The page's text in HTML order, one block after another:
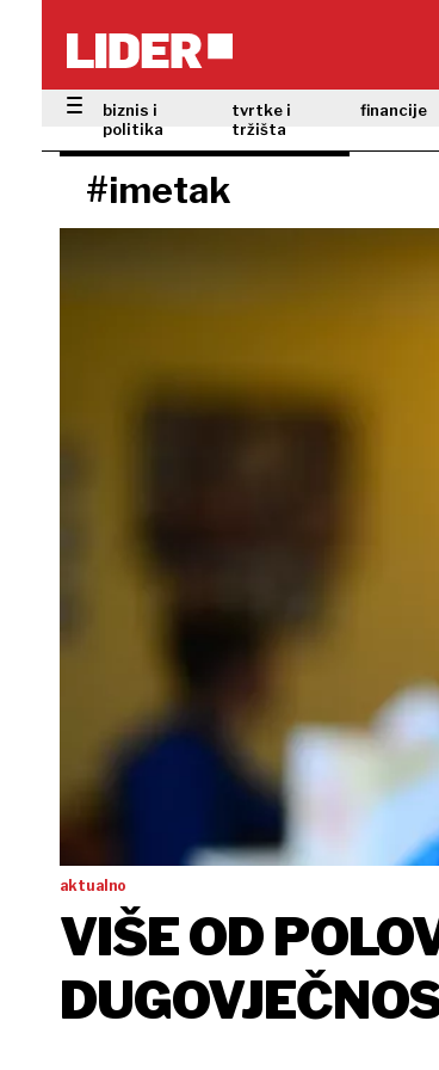
biznis i
politika
tvrtke i
tržišta
financije
#imetak
aktualno
VIŠE OD